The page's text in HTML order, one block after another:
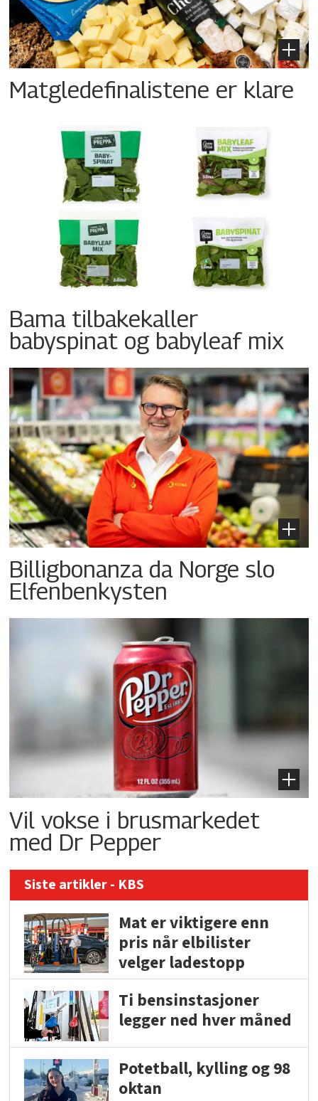
Matgledefinalistene er klare
Bama tilbakekaller
babyspinat og babyleaf mix
Billigbonanza da Norge slo
Elfenbenkysten
Vil vokse i brusmarkedet
med Dr Pepper
Siste artikler - KBS
Mat er viktigere enn
pris når elbilister
velger ladestopp
Ti bensinstasjoner
legger ned hver måned
Potetball, kylling og 98
oktan